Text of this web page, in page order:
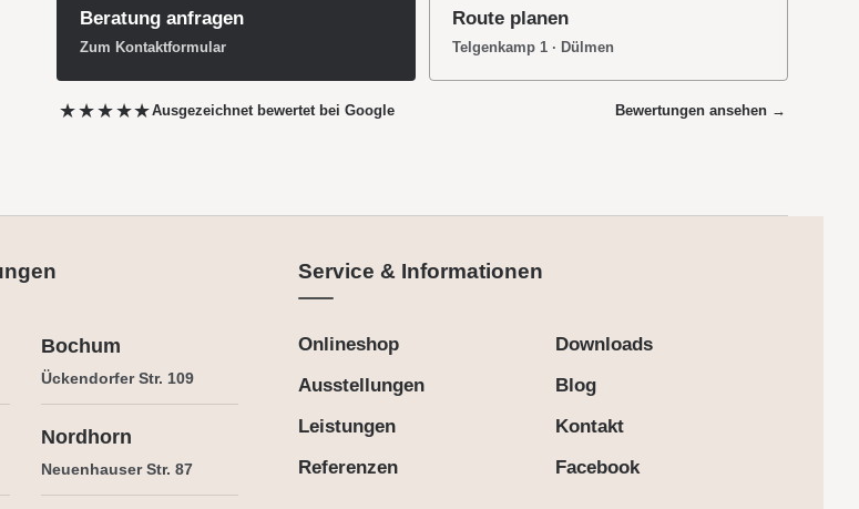
Beratung anfragen
Zum Kontaktformular
Route planen
Telgenkamp 1 · Dülmen
★★★★★Ausgezeichnet bewertetbei Google Bewertungen ansehen →
Bochum
Ückendorfer Str. 109
Nordhorn
Neuenhauser Str. 87
Service & Informationen
Onlineshop
Ausstellungen
Leistungen
Referenzen
Downloads
Blog
Kontakt
Facebook